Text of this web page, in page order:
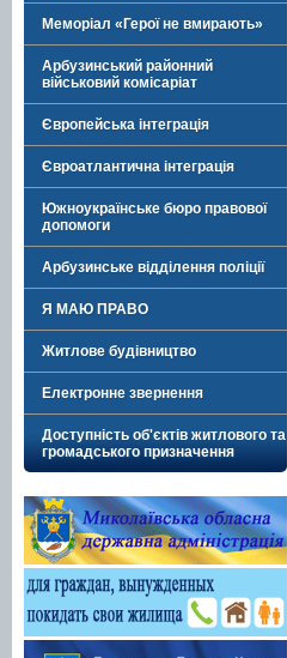
Меморіал «Герої не вмирають»
Арбузинський районний
військовий комісаріат
Європейська інтеграція
Євроатлантична інтеграція
Южноукраїнське бюро правової
допомоги
Арбузинське відділення поліції
Я МАЮ ПРАВО
Житлове будівництво
Електронне звернення
Доступність об'єктів житлового та
громадського призначення